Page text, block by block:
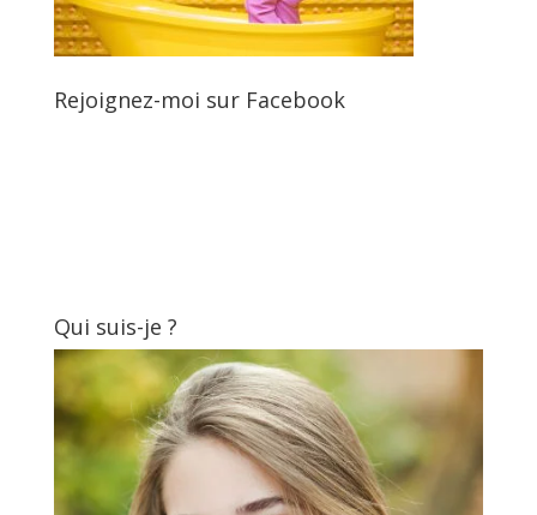
Rejoignez-moi sur Facebook
Qui suis-je ?